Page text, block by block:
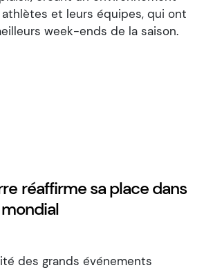
et leurs équipes, qui ont
week-ends de la saison.
réaffirme sa place dans
des grands événements